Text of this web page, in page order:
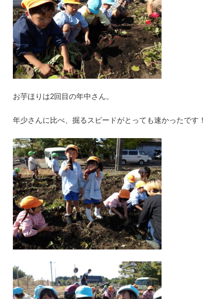
お芋ほりは2回目の年中さん。
年少さんに比べ、掘るスピードがとっても速かったです！